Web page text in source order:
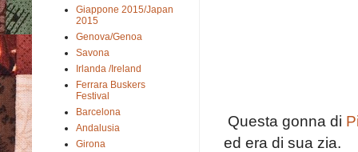
Questa gonna di
ed era di sua zia.
Giappone 2015/Japan
2015
Genova/Genoa
Savona
Irlanda /Ireland
Ferrara Buskers
Festival
Barcelona
Andalusia
Girona